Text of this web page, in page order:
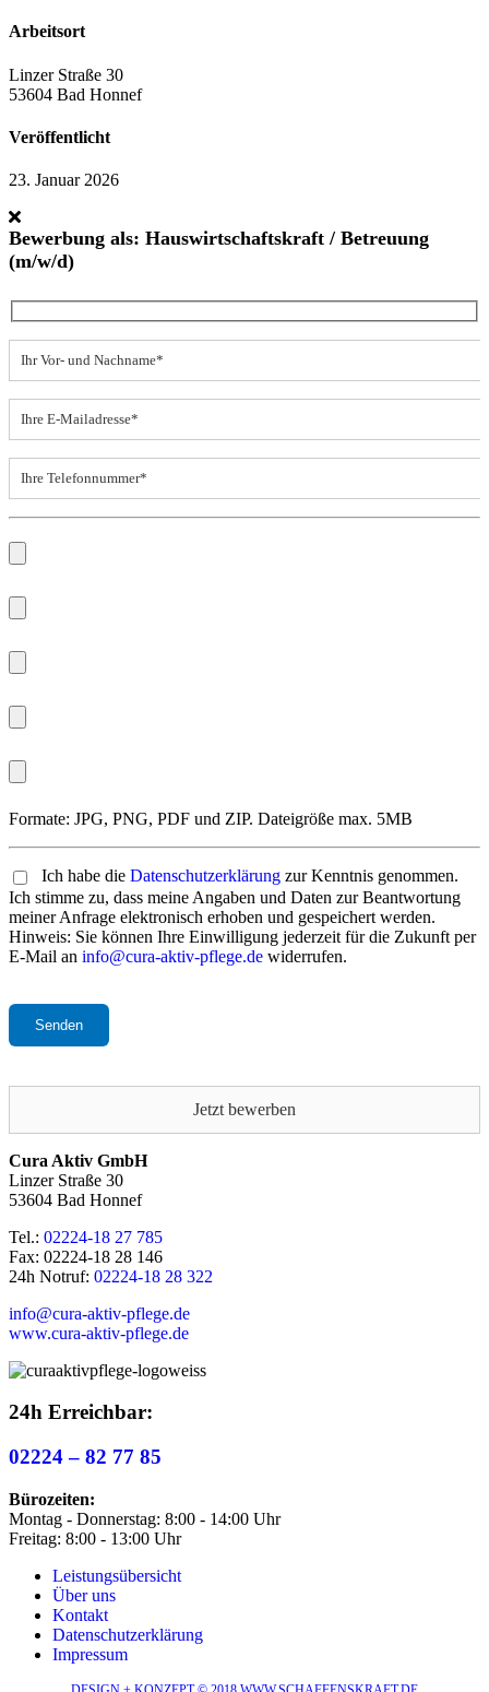
Arbeitsort
Linzer Straße 30
53604 Bad Honnef
Veröffentlicht
23. Januar 2026
Bewerbung als: Hauswirtschaftskraft / Betreuung
(m/w/d)
Formate: JPG, PNG, PDF und ZIP. Dateigröße max. 5MB
Ich habe die Datenschutzerklärung zur Kenntnis genommen.
Ich stimme zu, dass meine Angaben und Daten zur Beantwortung
meiner Anfrage elektronisch erhoben und gespeichert werden.
Hinweis: Sie können Ihre Einwilligung jederzeit für die Zukunft per
E-Mail an info@cura-aktiv-pflege.de widerrufen.
dieses
Jetzt bewerben
Cura Aktiv GmbH
Linzer Straße 30
53604 Bad Honnef
Tel.: 02224-18 27 785
Fax: 02224-18 28 146
24h Notruf: 02224-18 28 322
info@cura-aktiv-pflege.de
www.cura-aktiv-pflege.de
24h Erreichbar:
02224 – 82 77 85
Bürozeiten:
Montag - Donnerstag: 8:00 - 14:00 Uhr
Freitag: 8:00 - 13:00 Uhr
Leistungsübersicht
Über uns
Kontakt
Datenschutzerklärung
Impressum